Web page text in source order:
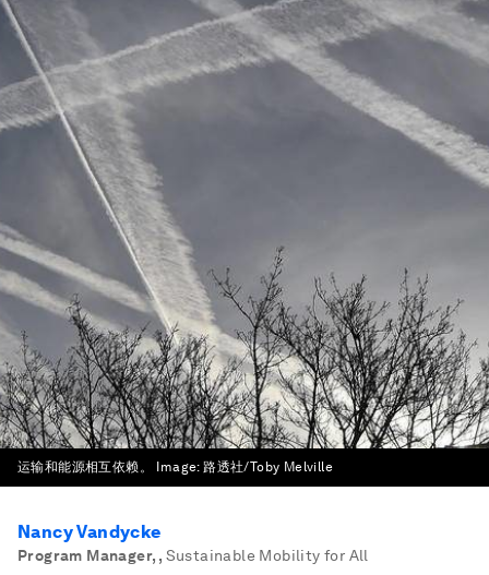
运输和能源相互依赖。 Image:路透社/Toby Melville
Nancy Vandycke
Program Manager, , Sustainable Mobility for All